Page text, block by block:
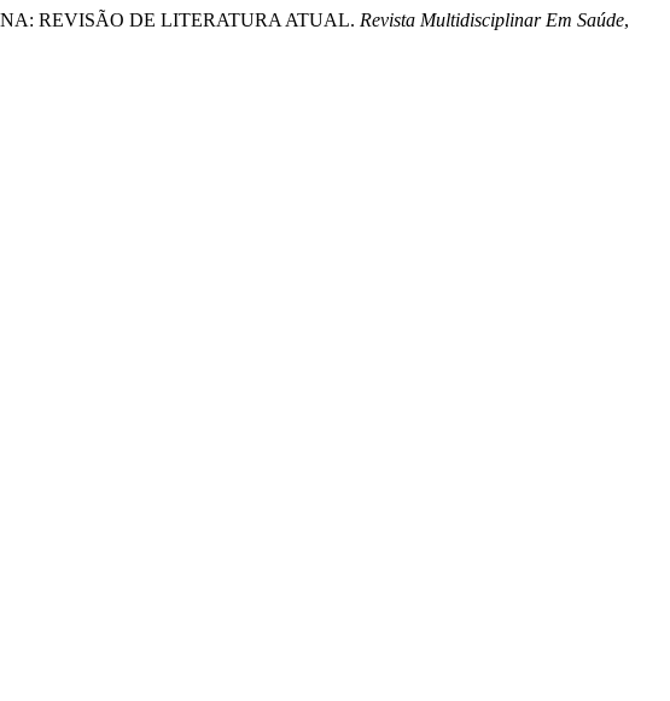
REVISÃO DE LITERATURA ATUAL. Revista Multidisciplinar Em Saúde,